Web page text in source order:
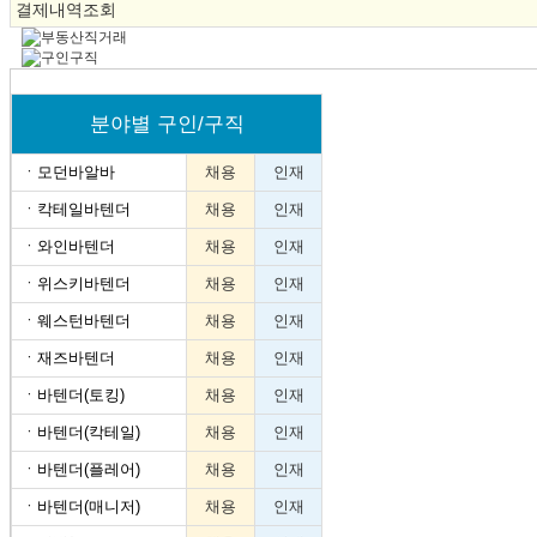
결제내역조회
분야별 구인/구직
ㆍ 모던바알바 채용 인재
ㆍ 칵테일바텐더 채용 인재
ㆍ 와인바텐더 채용 인재
ㆍ 위스키바텐더 채용 인재
ㆍ 웨스턴바텐더 채용 인재
ㆍ 재즈바텐더 채용 인재
ㆍ 바텐더(토킹) 채용 인재
ㆍ 바텐더(칵테일) 채용 인재
ㆍ 바텐더(플레어) 채용 인재
ㆍ 바텐더(매니저) 채용 인재